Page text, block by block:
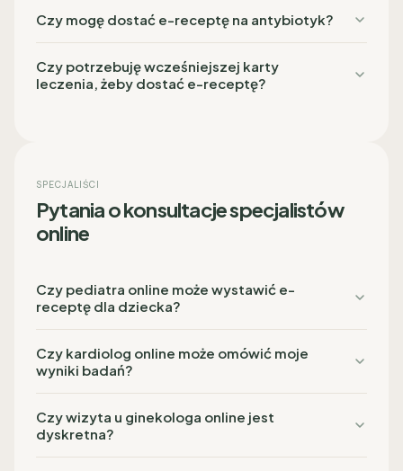
Czy mogę dostać e-receptę na antybiotyk?
Czy potrzebuję wcześniejszej karty
leczenia, żeby dostać e-receptę?
SPECJALIŚCI
Pytania o konsultacje specjalistów
online
Czy pediatra online może wystawić e-
receptę dla dziecka?
Czy kardiolog online może omówić moje
wyniki badań?
Czy wizyta u ginekologa online jest
dyskretna?